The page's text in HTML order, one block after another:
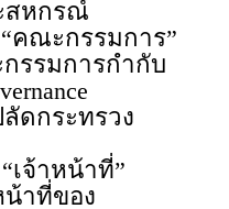
สหกรณ์
รรมการ”
รรมการกำกับ
ดกระทรวง
หน้าที่”
น้าที่ของ